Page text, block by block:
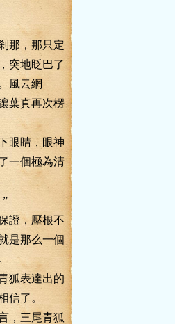
那，那只定
突地眨巴了
。風云網
葉真再次楞
睛，眼神
一個極為清
，壓根不
是那么一個
表達出的
信了。
三尾青狐